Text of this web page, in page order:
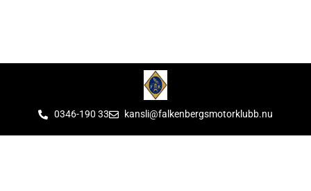
0346-190 33 kansli@falkenbergsmotorklubb.nu